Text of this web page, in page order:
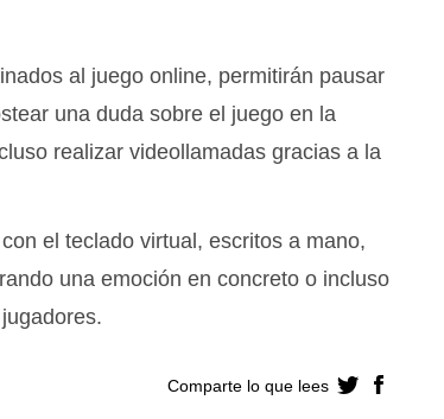
al juego online, permitirán pausar
una duda sobre el juego en la
realizar videollamadas gracias a la
el teclado virtual, escritos a mano,
una emoción en concreto o incluso
Comparte lo que lees